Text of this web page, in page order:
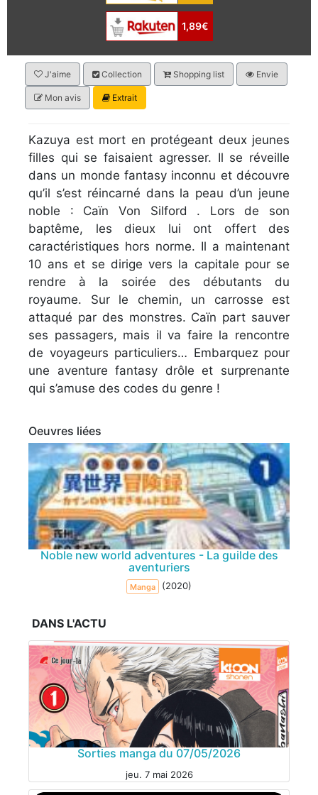
1,89€
J'aime Collection Shopping list Envie
Mon avis Extrait
Kazuya est mort en protégeant deux jeunes
filles qui se faisaient agresser. Il se réveille
dans un monde fantasy inconnu et découvre
qu’il s’est réincarné dans la peau d’un jeune
noble : Caïn Von Silford . Lors de son
baptême, les dieux lui ont offert des
caractéristiques hors norme. Il a maintenant
10 ans et se dirige vers la capitale pour se
rendre à la soirée des débutants du
royaume. Sur le chemin, un carrosse est
attaqué par des monstres. Caïn part sauver
ses passagers, mais il va faire la rencontre
de voyageurs particuliers… Embarquez pour
une aventure fantasy drôle et surprenante
qui s’amuse des codes du genre !
Oeuvres liées
Noble new world adventures - La guilde des
aventuriers
Manga (2020)
DANS L'ACTU
Sorties manga du 07/05/2026
jeu. 7 mai 2026